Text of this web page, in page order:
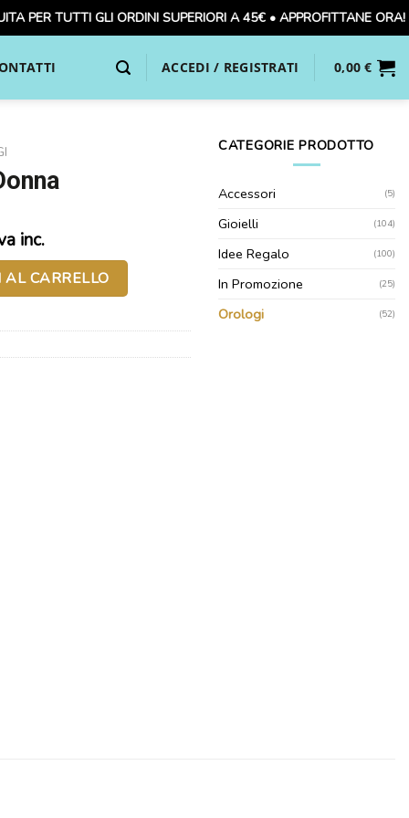
TUTTI GLI ORDINI SUPERIORI A 45€ • APPROFITTANE ORA! 🚚
ACCEDI / REGISTRATI 0,00€
€.
inc.
AL CARRELLO
CATEGORIE PRODOTTO
Accessori (5)
Gioielli (104)
Idee Regalo (100)
In Promozione (25)
Orologi (52)